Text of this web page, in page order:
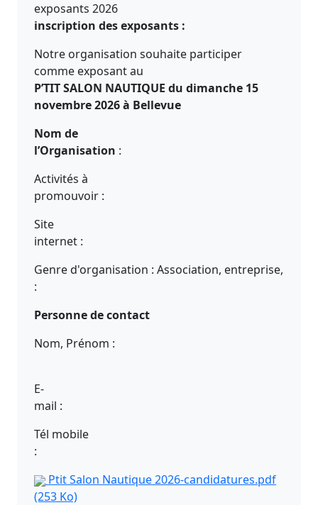
exposants 2026
inscription des exposants :
Notre organisation souhaite participer
comme exposant au
P’TIT SALON NAUTIQUE du dimanche 15
novembre 2026 à Bellevue
Nom de
l’Organisation
Activités à
Site
Genre d'organisation : Association, entreprise,
:
Personne de contact
Nom, Prénom :
E-
mail
Tél mobile
Ptit Salon Nautique 2026-candidatures.pdf
(253 Ko)